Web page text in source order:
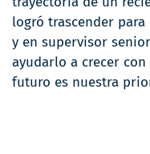
logró trascender
y en supervisor
ayudarlo a crecer
futuro es nuestra